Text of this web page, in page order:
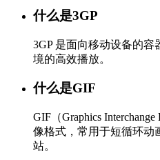
什么是3GP
3GP 是面向移动设备的
境的高效播放。
什么是GIF
GIF（Graphics
像格式，常用于短循环动
站。